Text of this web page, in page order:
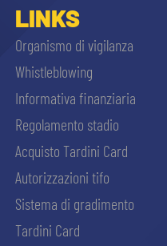
LINKS
Organismo di vigilanza
Whistleblowing
Informativa finanziaria
Regolamento stadio
Acquisto Tardini Card
Autorizzazioni tifo
Sistema di gradimento
Tardini Card